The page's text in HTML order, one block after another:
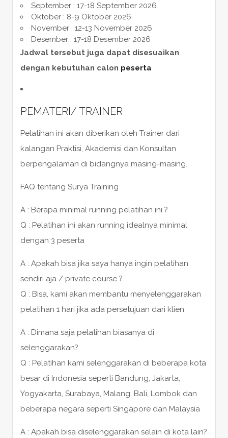
September : 17-18 September 2026
Oktober : 8-9 Oktober 2026
November : 12-13 November 2026
Desember : 17-18 Desember 2026
Jadwal tersebut juga dapat disesuaikan
dengan kebutuhan calon peserta
PEMATERI/ TRAINER
Pelatihan ini akan diberikan oleh Trainer dari
kalangan Praktisi, Akademisi dan Konsultan
berpengalaman di bidangnya masing-masing.
FAQ tentang Surya Training
A : Berapa minimal running pelatihan ini ?
Q : Pelatihan ini akan running idealnya minimal
dengan 3 peserta
A : Apakah bisa jika saya hanya ingin pelatihan
sendiri aja / private course ?
Q : Bisa, kami akan membantu menyelenggarakan
pelatihan 1 hari jika ada persetujuan dari klien
A : Dimana saja pelatihan biasanya di
selenggarakan?
Q : Pelatihan kami selenggarakan di beberapa kota
besar di Indonesia seperti Bandung, Jakarta,
Yogyakarta, Surabaya, Malang, Bali, Lombok dan
beberapa negara seperti Singapore dan Malaysia
A : Apakah bisa diselenggarakan selain di kota lain?